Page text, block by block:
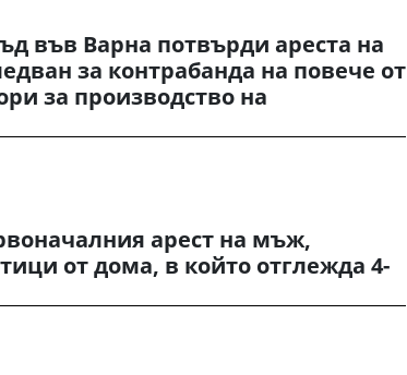
във Варна потвърди ареста на
за контрабанда на повече от
за производство на
арест на мъж,
от дома, в който отглежда 4-